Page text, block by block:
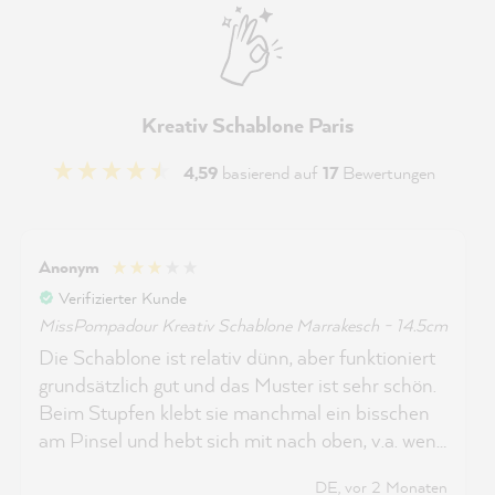
Kreativ Schablone Paris
4,59 basierend auf 17 Bewertungen
Anonym
Verifizierter Kunde
MissPompadour Kreativ Schablone Marrakesch - 14.5cm
Die Schablone ist relativ dünn, aber funktioniert
grundsätzlich gut und das Muster ist sehr schön.
Beim Stupfen klebt sie manchmal ein bisschen
am Pinsel und hebt sich mit nach oben, v.a. wenn
DE, vor 2 Monaten